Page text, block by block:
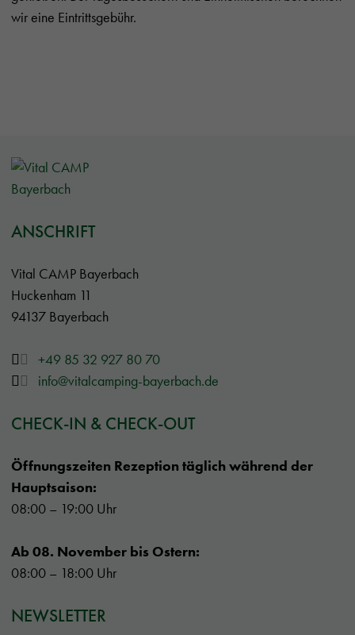
wir eine Eintrittsgebühr.
ANSCHRIFT
Vital CAMP Bayerbach
Huckenham 11
94137 Bayerbach
+49 85 32 927 80 70
info@vitalcamping-bayerbach.de
CHECK-IN & CHECK-OUT
Öffnungszeiten Rezeption täglich während der
Hauptsaison:
08:00 – 19:00 Uhr
Ab 08. November bis Ostern:
08:00 – 18:00 Uhr
NEWSLETTER